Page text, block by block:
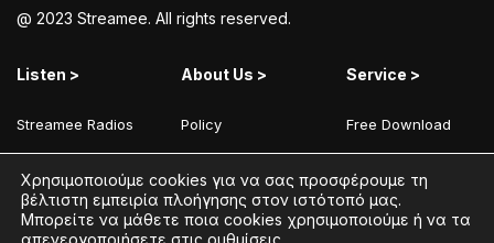
@ 2023 Streamee. All rights reserved.
Listen >
Streamee Radios
Moods
Radios
Podcasts
About Us >
Policy
Terms of Use
Coins Explained
Streamee News
Service >
Free Download
Add Your Station
Contact
Χρησιμοποιούμε cookies για να σας προσφέρουμε τη
βέλτιστη εμπειρία πλοήγησης στον ιστότοπό μας.
Μπορείτε να μάθετε ποια cookies χρησιμοποιούμε ή να τα
απενεργοποιήσετε στις ρυθμίσεις